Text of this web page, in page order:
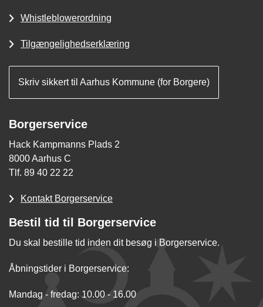
Whistleblowerordning
Tilgængelighedserklæring
Skriv sikkert til Aarhus Kommune (for Borgere)
Borgerservice
Hack Kampmanns Plads 2
8000 Aarhus C
Tlf. 89 40 22 22
Kontakt Borgerservice
Bestil tid til Borgerservice
Du skal bestille tid inden dit besøg i Borgerservice.
Åbningstider i Borgerservice:
Mandag - fredag: 10.00 - 16.00